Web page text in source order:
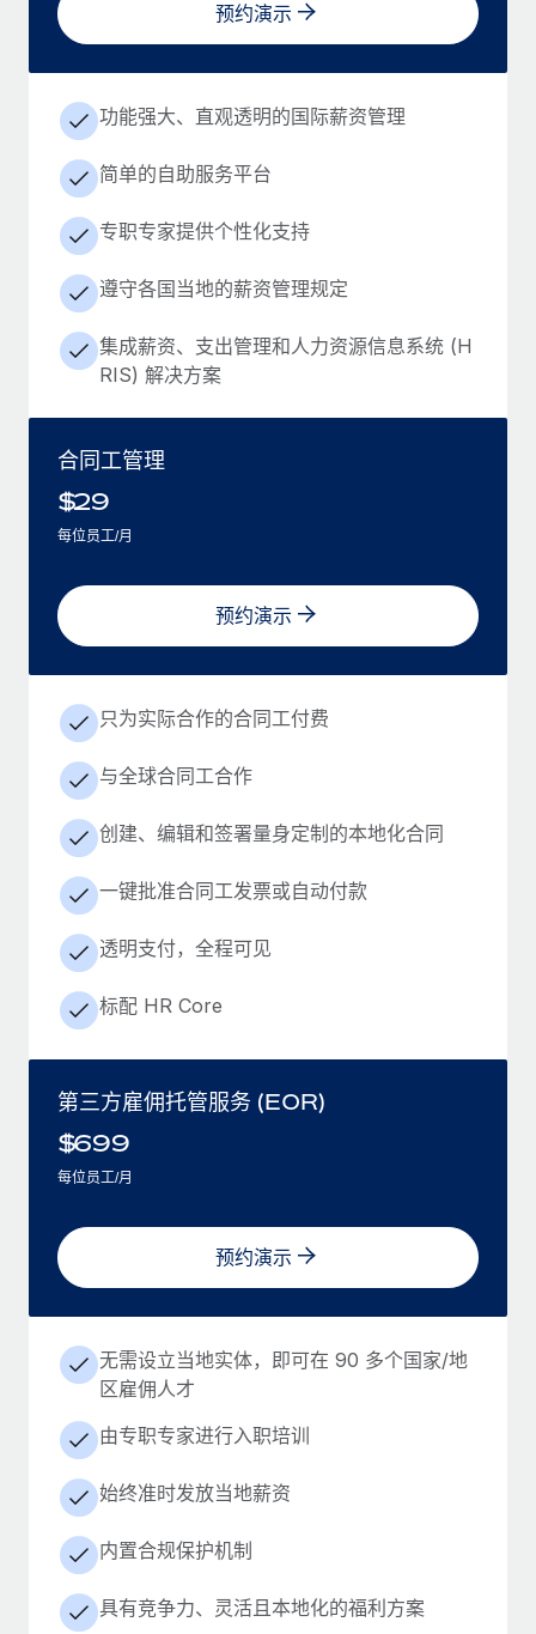
预约演示
功能强大、直观透明的国际薪资管理
简单的自助服务平台
专职专家提供个性化支持
遵守各国当地的薪资管理规定
集成薪资、支出管理和人力资源信息系统 (H
RIS) 解决方案
合同工管理
$29
每位员工/月
预约演示
只为实际合作的合同工付费
与全球合同工合作
创建、编辑和签署量身定制的本地化合同
一键批准合同工发票或自动付款
透明支付，全程可见
标配 HR Core
第三方雇佣托管服务 (EOR)
$699
每位员工/月
预约演示
无需设立当地实体，即可在 90 多个国家/地
区雇佣人才
由专职专家进行入职培训
始终准时发放当地薪资
内置合规保护机制
具有竞争力、灵活且本地化的福利方案